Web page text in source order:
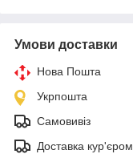
Умови доставки
Нова Пошта
Укрпошта
Самовивіз
Доставка кур'єром